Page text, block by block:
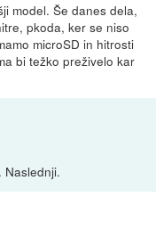
model. Še danes dela,
pkoda, ker se niso
microSD in hitrosti
bi težko preživelo kar
Naslednji.